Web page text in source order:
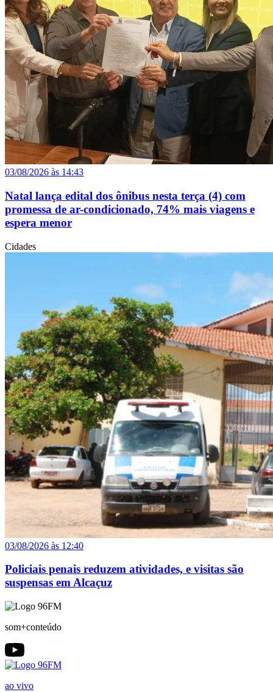
03/08/2026 às 14:43
Natal lança edital dos ônibus nesta terça (4) com
promessa de ar-condicionado, 74% mais viagens e
espera menor
Cidades
03/08/2026 às 12:40
Policiais penais reduzem atividades, e visitas são
suspensas em Alcaçuz
som+conteúdo
ao vivo